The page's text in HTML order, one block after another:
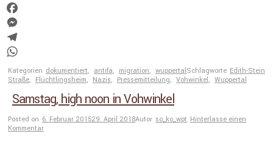
Twitter
Facebook
Messenger
Telegram
WhatsApp
Kategorien dokumentiert, antifa, migration, wuppertalSchlagworte Edith-Stein
Straße, Flüchtlingsheim, Nazis, Pressemitteilung, Vohwinkel, Wuppertal
Samstag, high noon in Vohwinkel
Posted on 6. Februar 201529. April 2018Autor so_ko_wpt Hinterlasse einen
Kommentar